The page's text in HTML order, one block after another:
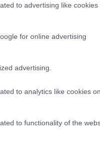
to advertising like cookies
for online advertising
advertising.
to analytics like cookies on
to functionality of the
olyan
Won, akikkel
távolodó
Rugged Man-t a
Won pedig
Vinnie Paz házi
az utcán
órákban egykori
a hírt. Utóbbi
olyanok
Talib Kweli
a baráti